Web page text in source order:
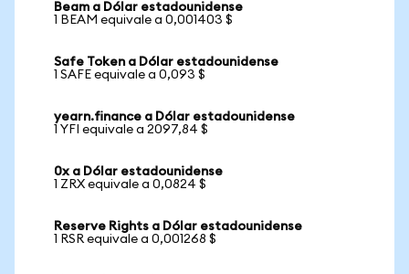
Beam a Dólar estadounidense
1 BEAM equivale a 0,001403 $
Safe Token a Dólar estadounidense
1 SAFE equivale a 0,093 $
yearn.finance a Dólar estadounidense
1 YFI equivale a 2097,84 $
0x a Dólar estadounidense
1 ZRX equivale a 0,0824 $
Reserve Rights a Dólar estadounidense
1 RSR equivale a 0,001268 $